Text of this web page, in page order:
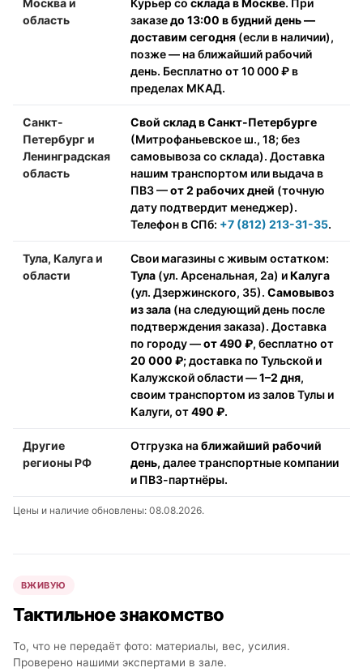
область
заказедо 13:00 в будний день —
доставим сегодня (если в наличии),
позже — на ближайший рабочий
день. Бесплатно от 10 000 ₽ в
пределах МКАД.
Санкт-
Петербург и
Ленинградская
область
Свой склад в Санкт-Петербурге
(Митрофаньевское ш., 18; без
самовывоза со склада). Доставка
нашим транспортом или выдача в
ПВЗ —от 2 рабочих дней (точную
дату подтвердит менеджер).
Телефон в СПб: +7 (812) 213-31-35.
Тула, Калуга и
области
Свои магазины с живым остатком:
Тула (ул. Арсенальная, 2а) иКалуга
(ул. Дзержинского, 35). Самовывоз
из зала (на следующий день после
подтверждения заказа). Доставка
по городу —от 490 ₽, бесплатно от
20 000 ₽; доставка по Тульской и
Калужской области —1–2 дня,
своим транспортом из залов Тулы и
Калуги, от490 ₽.
Другие
регионы РФ
Отгрузка наближайший рабочий
день, далее транспортные компании
и ПВЗ-партнёры.
Цены и наличие обновлены: 08.08.2026.
ВЖИВУЮ
Тактильное знакомство
То, что не передаёт фото: материалы, вес, усилия.
Проверено нашими экспертами в зале.